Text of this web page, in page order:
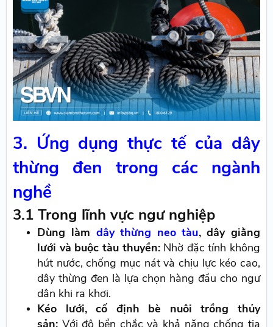
3. Ứng dụng thực tế của dây
thừng đen trong các ngành
nghề
3.1 Trong lĩnh vực ngư nghiệp
Dùng làm dây thừng neo tàu, dây giằng
lưới và buộc tàu thuyền: Nhờ đặc tính không
hút nước, chống mục nát và chịu lực kéo cao,
dây thừng đen là lựa chọn hàng đầu cho ngư
dân khi ra khơi.
Kéo lưới, cố định bè nuôi trồng thủy
sản: Với độ bền chắc và khả năng chống tia